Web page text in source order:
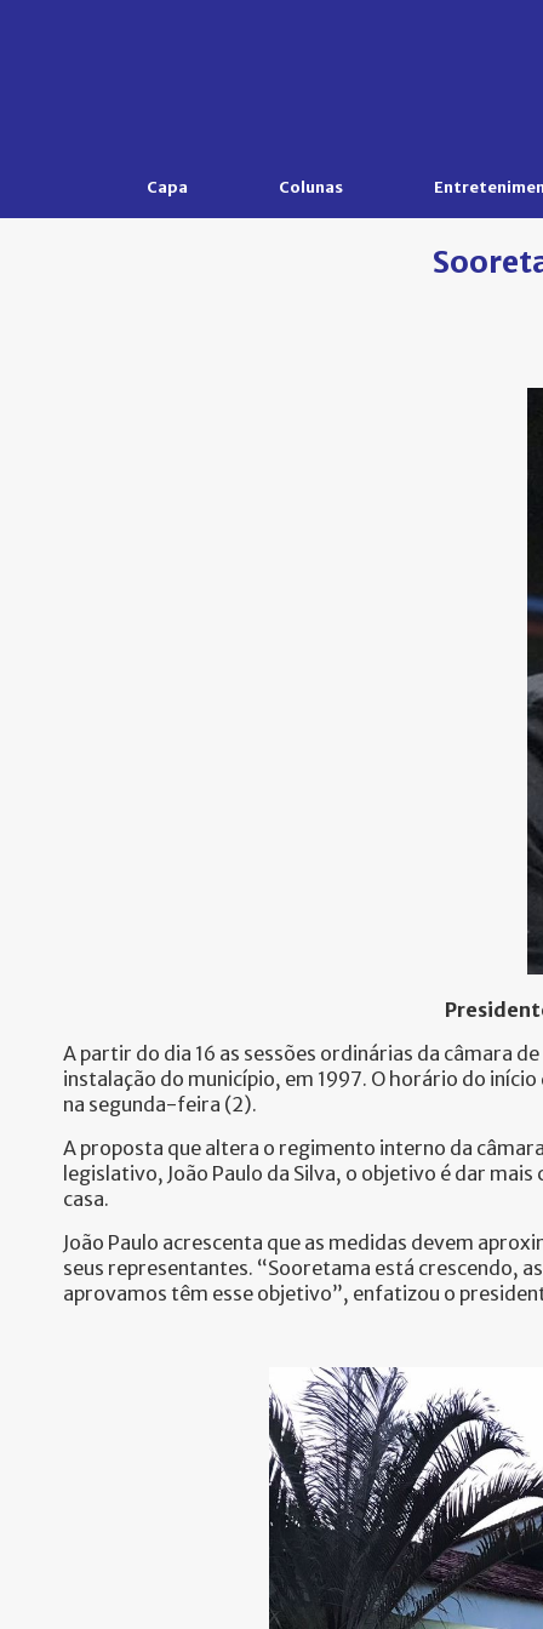
Capa Colunas
A partir do dia 16 as sessões ordinárias da câmara
instalação do município, em 1997. O horário do
na segunda-feira (2).
A proposta que altera o regimento interno da
legislativo, João Paulo da Silva, o objetivo é dar
casa.
João Paulo acrescenta que as medidas devem
seus representantes. “Sooretama está crescendo,
aprovamos têm esse objetivo”, enfatizou o